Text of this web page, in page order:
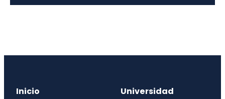
Inicio Universidad